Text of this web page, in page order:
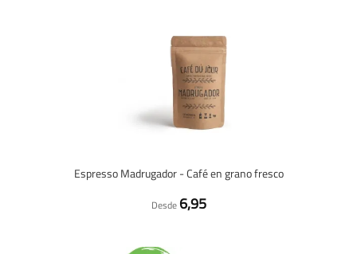
Espresso Madrugador - Café en grano fresco
Desde 6,95